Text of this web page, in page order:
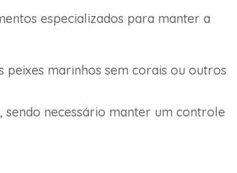
especializados para manter a
peixes marinhos sem corais ou outros
necessário manter um controle